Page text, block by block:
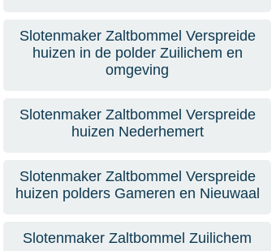
Slotenmaker Zaltbommel Verspreide
huizen in de polder Zuilichem en
omgeving
Slotenmaker Zaltbommel Verspreide
huizen Nederhemert
Slotenmaker Zaltbommel Verspreide
huizen polders Gameren en Nieuwaal
Slotenmaker Zaltbommel Zuilichem